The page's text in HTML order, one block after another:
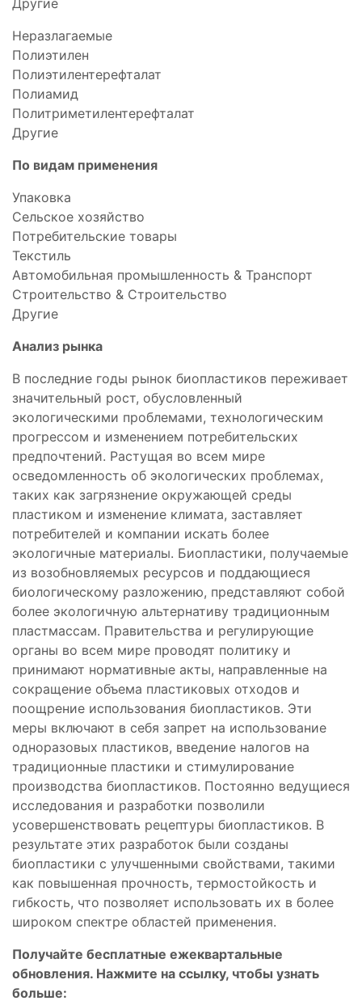
Неразлагаемые
Полиэтилен
Полиэтилентерефталат
Полиамид
Политриметилентерефталат
Другие
По видам применения
Упаковка
Сельское хозяйство
Потребительские товары
Текстиль
Автомобильная промышленность & Транспорт
Строительство & Строительство
Другие
Анализ рынка
В последние годы рынок биопластиков переживает
значительный рост, обусловленный
экологическими проблемами, технологическим
прогрессом и изменением потребительских
предпочтений. Растущая во всем мире
осведомленность об экологических проблемах,
таких как загрязнение окружающей среды
пластиком и изменение климата, заставляет
потребителей и компании искать более
экологичные материалы. Биопластики, получаемые
из возобновляемых ресурсов и поддающиеся
биологическому разложению, представляют собой
более экологичную альтернативу традиционным
пластмассам. Правительства и регулирующие
органы во всем мире проводят политику и
принимают нормативные акты, направленные на
сокращение объема пластиковых отходов и
поощрение использования биопластиков. Эти
меры включают в себя запрет на использование
одноразовых пластиков, введение налогов на
традиционные пластики и стимулирование
производства биопластиков. Постоянно ведущиеся
исследования и разработки позволили
усовершенствовать рецептуры биопластиков. В
результате этих разработок были созданы
биопластики с улучшенными свойствами, такими
как повышенная прочность, термостойкость и
гибкость, что позволяет использовать их в более
широком спектре областей применения.
Получайте бесплатные ежеквартальные
обновления. Нажмите на ссылку, чтобы узнать
больше: